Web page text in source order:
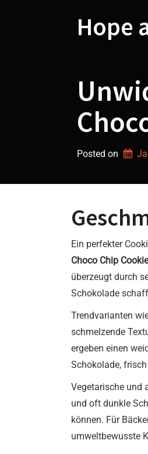
Hope
Posted on
Ein perfekter
Choco Chip Cookie
überzeugt durch
Schokolade
Trendvarianten
schmelzende
ergeben einen
Schokolade,
Vegetarische und
und oft dunkle
können. Für
umweltbewusste